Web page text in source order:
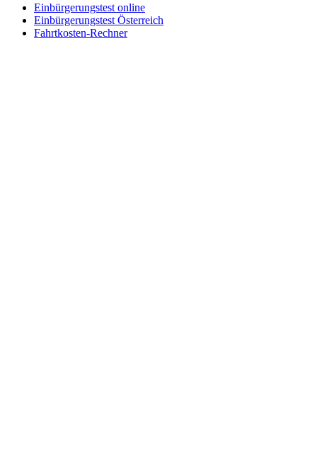
Einbürgerungstest online
Einbürgerungstest Österreich
Fahrtkosten-Rechner